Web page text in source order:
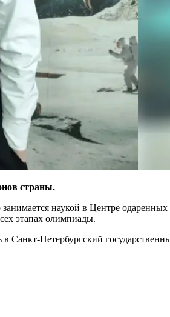
страны.
наукой в Центре
этапах олимпиады.
Санкт-Петербургский